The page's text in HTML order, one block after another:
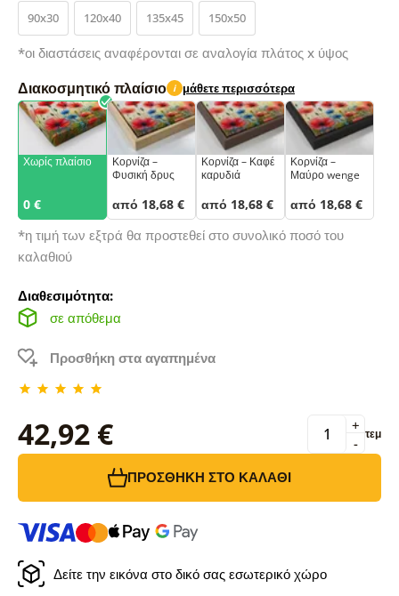
90x30 120x40 135x45 150x50
*οι διαστάσεις αναφέρονται σε αναλογία πλάτος x ύψος
Διακοσμητικό πλαίσιο i μάθετε περισσότερα
Χωρίς πλαίσιο
0 €
Κορνίζα –
Φυσική δρυς
από 18,68 €
Κορνίζα – Καφέ
καρυδιά
από 18,68 €
Κορνίζα –
Μαύρο wenge
από 18,68 €
*η τιμή των εξτρά θα προστεθεί στο συνολικό ποσό του
καλαθιού
Διαθεσιμότητα:
σε απόθεμα
Προσθήκη στα αγαπημένα
42,92 € -
+ τεμ
ΠΡΟΣΘΉΚΗ ΣΤΟ ΚΑΛΆΘΙ
Δείτε την εικόνα στο δικό σας εσωτερικό χώρο